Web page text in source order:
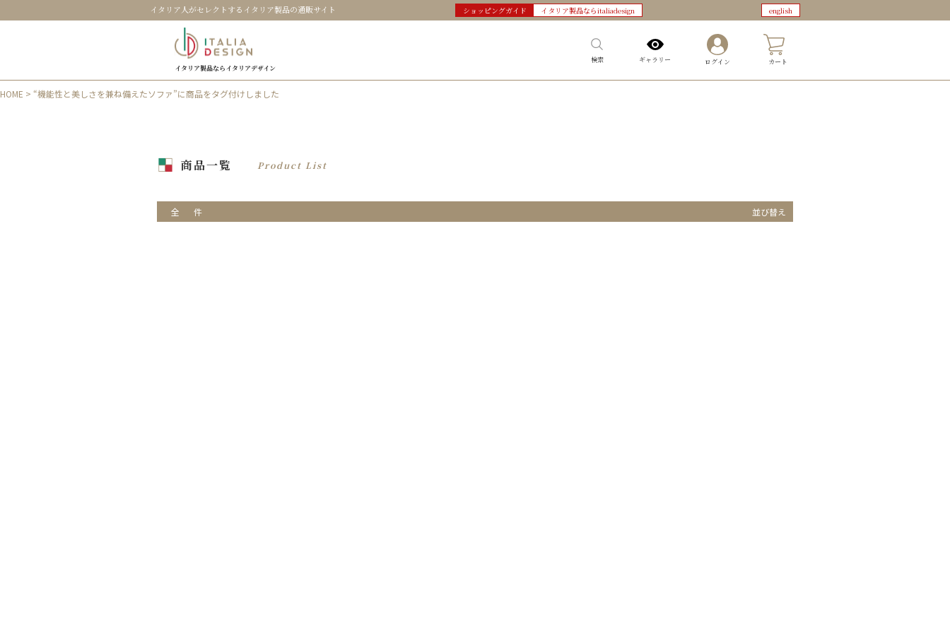
イタリア人がセレクトするイタリア製品の通販サイト ショッピングガイド イタリア製品ならitaliadesign english
イタリア製品ならイタリアデザイン
検索 ギャラリー ログイン カート
HOME > “機能性と美しさを兼ね備えたソファ”に商品をタグ付けしました
商品一覧 Product List
全 件 並び替え